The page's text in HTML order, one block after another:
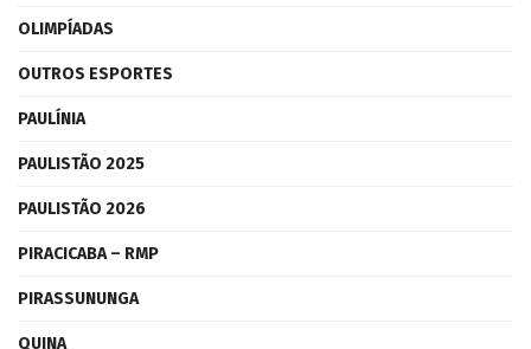
OLIMPÍADAS
OUTROS ESPORTES
PAULÍNIA
PAULISTÃO 2025
PAULISTÃO 2026
PIRACICABA – RMP
PIRASSUNUNGA
QUINA